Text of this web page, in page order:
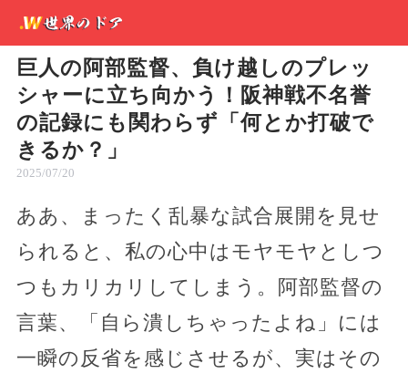
巨人の阿部監督、負け越しのプレッ
シャーに立ち向かう！阪神戦不名誉
の記録にも関わらず「何とか打破で
きるか？」
2025/07/20
ああ、まったく乱暴な試合展開を見せ
られると、私の心中はモヤモヤとしつ
つもカリカリしてしまう。阿部監督の
言葉、「自ら潰しちゃったよね」には
一瞬の反省を感じさせるが、実はその